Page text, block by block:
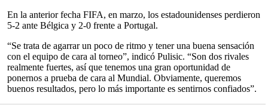
En la anterior fecha FIFA, en marzo, los estadounidenses perdieron
5-2 ante Bélgica y 2-0 frente a Portugal.
“Se trata de agarrar un poco de ritmo y tener una buena sensación
con el equipo de cara al torneo”, indicó Pulisic. “Son dos rivales
realmente fuertes, así que tenemos una gran oportunidad de
ponernos a prueba de cara al Mundial. Obviamente, queremos
buenos resultados, pero lo más importante es sentirnos confiados”.